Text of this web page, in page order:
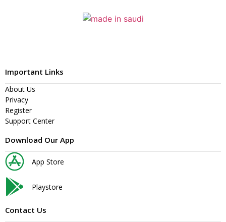
Important Links
About Us
Privacy
Register
Support Center
Download Our App
App Store
Playstore
Contact Us